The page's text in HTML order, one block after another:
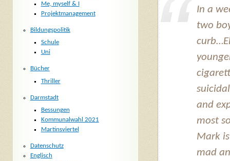
In a
two
and
most
Mark
mad
Me, myself & I
Projektmanagement
Bildungspolitik
Schule
Uni
Bücher
Thriller
Darmstadt
Bessungen
Kommunalwahl 2021
Martinsviertel
Datenschutz
Englisch